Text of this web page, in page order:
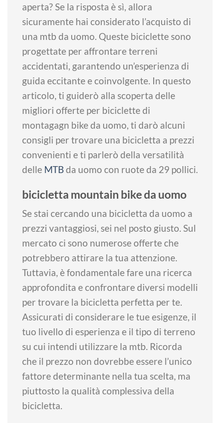
aperta? Se la risposta è sì, allora
sicuramente hai considerato l’acquisto di
una mtb da uomo. Queste biciclette sono
progettate per affrontare terreni
accidentati, garantendo un’esperienza di
guida eccitante e coinvolgente. In questo
articolo, ti guiderò alla scoperta delle
migliori offerte per biciclette di
montagagn bike da uomo, ti darò alcuni
consigli per trovare una bicicletta a prezzi
convenienti e ti parlerò della versatilità
delle MTBda uomo con ruote da 29 pollici.
bicicletta mountain bike da uomo
Se stai cercando una bicicletta da uomo a
prezzi vantaggiosi, sei nel posto giusto. Sul
mercato ci sono numerose offerte che
potrebbero attirare la tua attenzione.
Tuttavia, è fondamentale fare una ricerca
approfondita e confrontare diversi modelli
per trovare la bicicletta perfetta per te.
Assicurati di considerare le tue esigenze, il
tuo livello di esperienza e il tipo di terreno
su cui intendi utilizzare la mtb. Ricorda
che il prezzo non dovrebbe essere l’unico
fattore determinante nella tua scelta, ma
piuttosto la qualità complessiva della
bicicletta.